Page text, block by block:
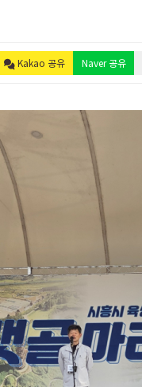
Kakao 공유 Naver 공유